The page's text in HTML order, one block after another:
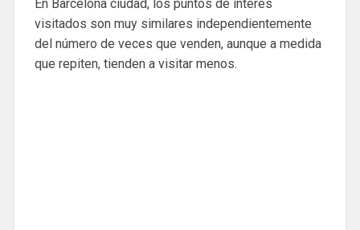
En Barcelona ciudad, los puntos de interés
visitados son muy similares independientemente
del número de veces que venden, aunque a medida
que repiten, tienden a visitar menos.